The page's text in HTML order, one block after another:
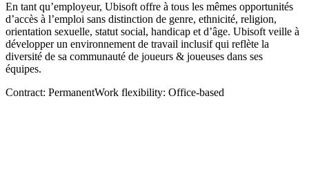
En tant qu’employeur, Ubisoft offre à tous les mêmes opportunités
d’accès à l’emploi sans distinction de genre, ethnicité, religion,
orientation sexuelle, statut social, handicap et d’âge. Ubisoft veille à
développer un environnement de travail inclusif qui reflète la
diversité de sa communauté de joueurs & joueuses dans ses
équipes.
Contract: PermanentWork flexibility: Office-based